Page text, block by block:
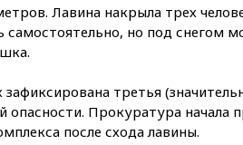
Лавина накрыла трех
самостоятельно, но под снегом
зафиксирована третья
опасности. Прокуратура начала
после схода лавины.